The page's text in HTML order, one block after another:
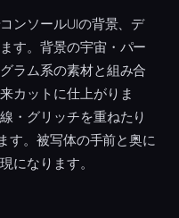
ンソールUIの背景、デ
す。背景の宇宙・パー
ラム系の素材と組み合
カットに仕上がりま
・グリッチを重ねたり
す。被写体の手前と奥に
になります。